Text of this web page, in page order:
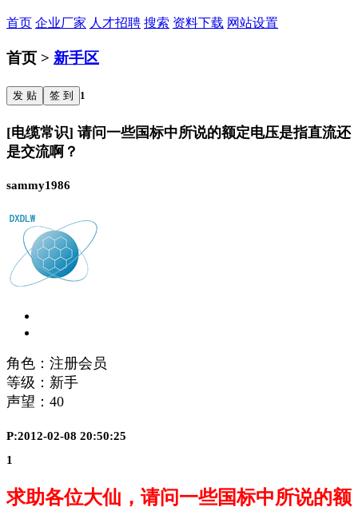
首页 企业厂家 人才招聘 搜索 资料下载 网站设置
首页 > 新手区
发 贴 签 到 1
[电缆常识] 请问一些国标中所说的额定电压是指直流还
是交流啊？
sammy1986
角色：注册会员
等级：新手
声望： 40
P:2012-02-08 20:50:25
1
求助各位大仙，请问一些国标中所说的额